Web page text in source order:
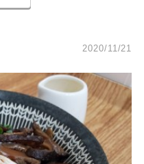
2020/11/21